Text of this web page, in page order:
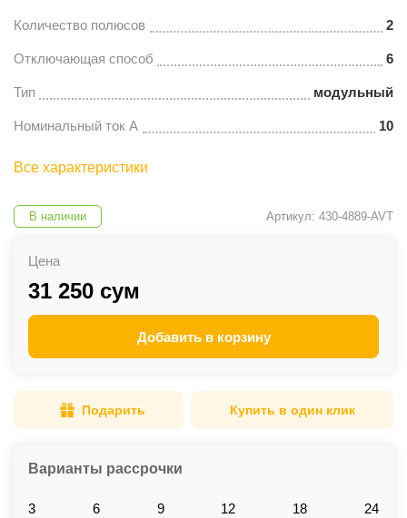
Количество полюсов 2
Отключающая способ 6
Тип модульный
Номинальный ток А 10
Все характеристики
В наличии Артикул: 430-4889-AVT
Цена
31 250 сум
Добавить в корзину
Подарить Купить в один клик
Варианты рассрочки
3 6 9 12 18 24